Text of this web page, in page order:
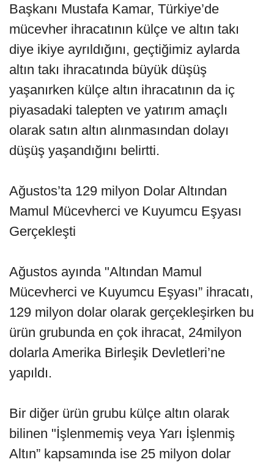
Başkanı Mustafa Kamar, Türkiye’de
mücevher ihracatının külçe ve altın takı
diye ikiye ayrıldığını, geçtiğimiz aylarda
altın takı ihracatında büyük düşüş
yaşanırken külçe altın ihracatının da iç
piyasadaki talepten ve yatırım amaçlı
olarak satın altın alınmasından dolayı
düşüş yaşandığını belirtti.
Ağustos’ta 129 milyon Dolar Altından
Mamul Mücevherci ve Kuyumcu Eşyası
Gerçekleşti
Ağustos ayında "Altından Mamul
Mücevherci ve Kuyumcu Eşyası” ihracatı,
129 milyon dolar olarak gerçekleşirken bu
ürün grubunda en çok ihracat, 24milyon
dolarla Amerika Birleşik Devletleri’ne
yapıldı.
Bir diğer ürün grubu külçe altın olarak
bilinen "İşlenmemiş veya Yarı İşlenmiş
Altın” kapsamında ise 25 milyon dolar